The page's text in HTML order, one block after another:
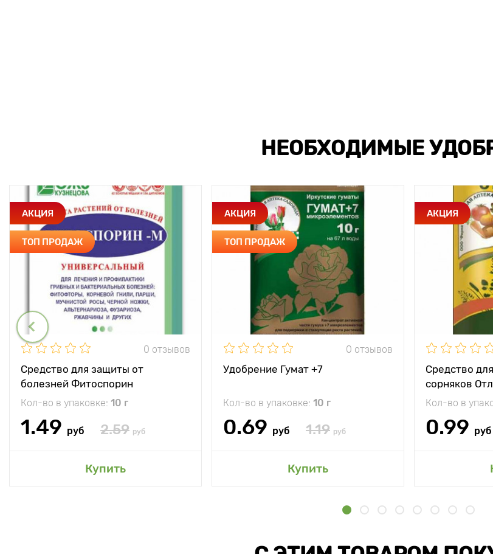
НЕОБХОДИМЫЕ
АКЦИЯ
ТОП ПРОДАЖ
0 отзывов
Средство для защиты от
болезней Фитоспорин
Кол-во в упаковке: 10 г
1.49 руб 2.59 руб
Купить
АКЦИЯ
ТОП ПРОДАЖ
0 отзывов
Удобрение Гумат +7
Кол-во в упаковке: 10 г
0.69 руб 1.19 руб
Купить
АКЦИЯ
Средство
сорняков
Кол-во в
0.99 руб